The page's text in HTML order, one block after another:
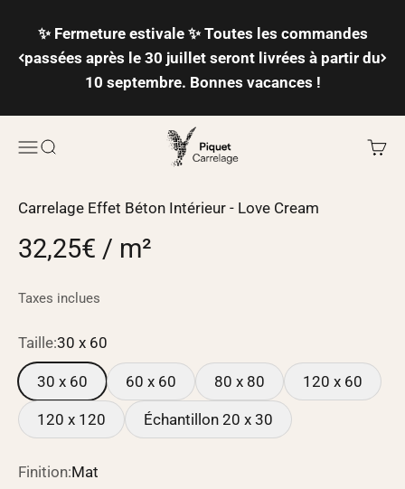
✨ Fermeture estivale ✨ Toutes les commandes
passées après le 30 juillet seront livrées à partir du
10 septembre. Bonnes vacances !
Ouvrir la navigation
Ouvrir la recherche
Piquet Carrelage
Voir
Carrelage Effet Béton Intérieur - Love Cream
32,25€ / m²
Taxes inclues
Taille:30 x 60
30 x 60 60 x 60 80 x 80 120 x 60
120 x 120 Échantillon 20 x 30
Finition:Mat